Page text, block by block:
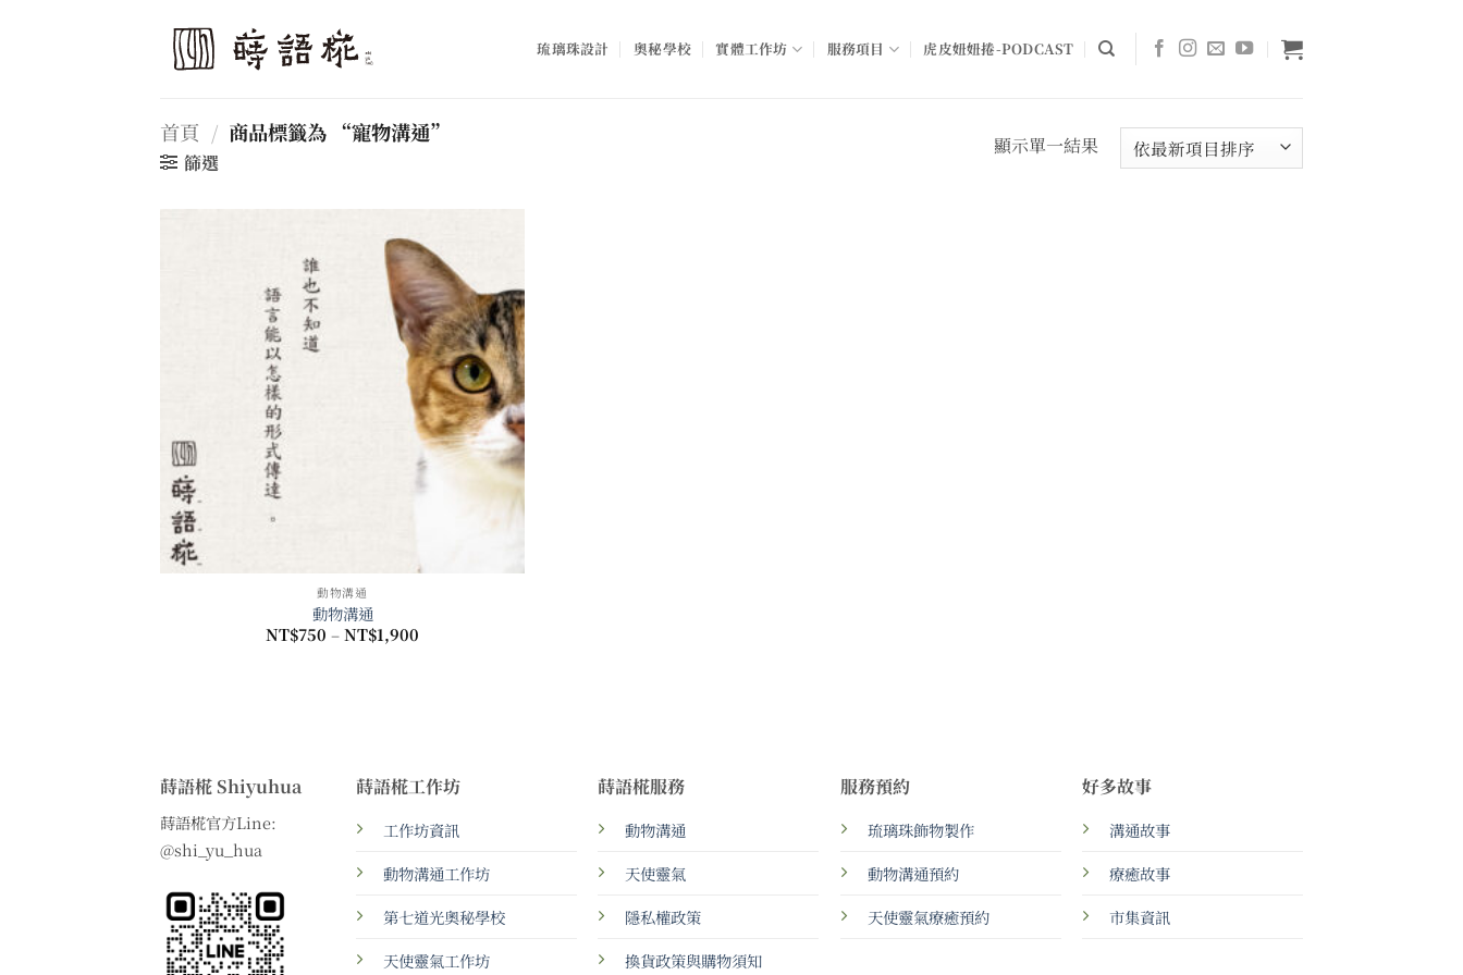
琉璃珠設計 奧秘學校 實體工作坊 服務項目 虎皮妞妞捲-PODCAST
首頁 / 商品標籤為 “寵物溝通”
篩選
顯示單一結果
動物溝通
動物溝通
NT$750 –NT$1,900
蒔語椛 Shiyuhua
蒔語椛官方Line:
@shi_yu_hua
蒔語椛工作坊
工作坊資訊
動物溝通工作坊
第七道光奧秘學校
天使靈氣工作坊
蒔語椛服務
動物溝通
天使靈氣
隱私權政策
換貨政策與購物須知
服務預約
琉璃珠飾物製作
動物溝通預約
天使靈氣療癒預約
好多故事
溝通故事
療癒故事
市集資訊